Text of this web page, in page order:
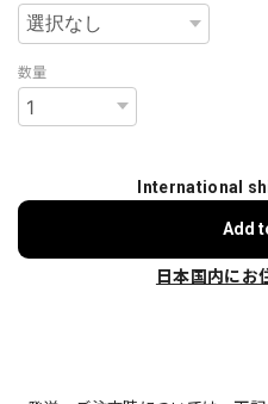
数量
International
Add
日本国内にお